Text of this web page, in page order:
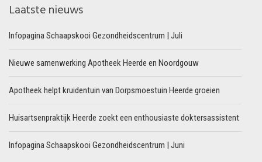
Laatste nieuws
Infopagina Schaapskooi Gezondheidscentrum | Juli
Nieuwe samenwerking Apotheek Heerde en Noordgouw
Apotheek helpt kruidentuin van Dorpsmoestuin Heerde groeien
Huisartsenpraktijk Heerde zoekt een enthousiaste doktersassistent
Infopagina Schaapskooi Gezondheidscentrum | Juni